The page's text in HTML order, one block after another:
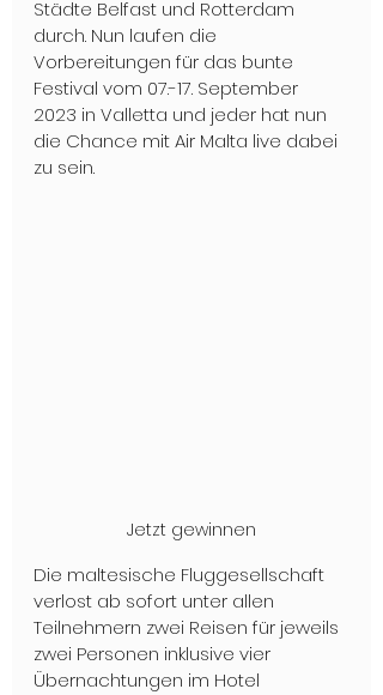
Städte Belfast und Rotterdam
durch. Nun laufen die
Vorbereitungen für das bunte
Festival vom 07.-17. September
2023 in Valletta und jeder hat nun
die Chance mit Air Malta live dabei
zu sein.
Jetzt gewinnen
Die maltesische Fluggesellschaft
verlost ab sofort unter allen
Teilnehmern zwei Reisen für jeweils
zwei Personen inklusive vier
Übernachtungen im Hotel